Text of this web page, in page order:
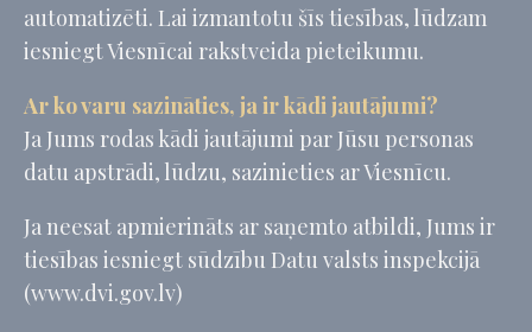
automatizēti. Lai izmantotu šīs tiesības, lūdzam
iesniegt Viesnīcai rakstveida pieteikumu.
Ar ko varu sazināties, ja ir kādi jautājumi?
Ja Jums rodas kādi jautājumi par Jūsu personas
datu apstrādi, lūdzu, sazinieties ar Viesnīcu.
Ja neesat apmierināts ar saņemto atbildi, Jums ir
tiesības iesniegt sūdzību Datu valsts inspekcijā
(www.dvi.gov.lv)